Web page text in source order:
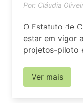
Por: Cláudia
O Estatuto de
estar em vigor
projetos-piloto
Ver mais